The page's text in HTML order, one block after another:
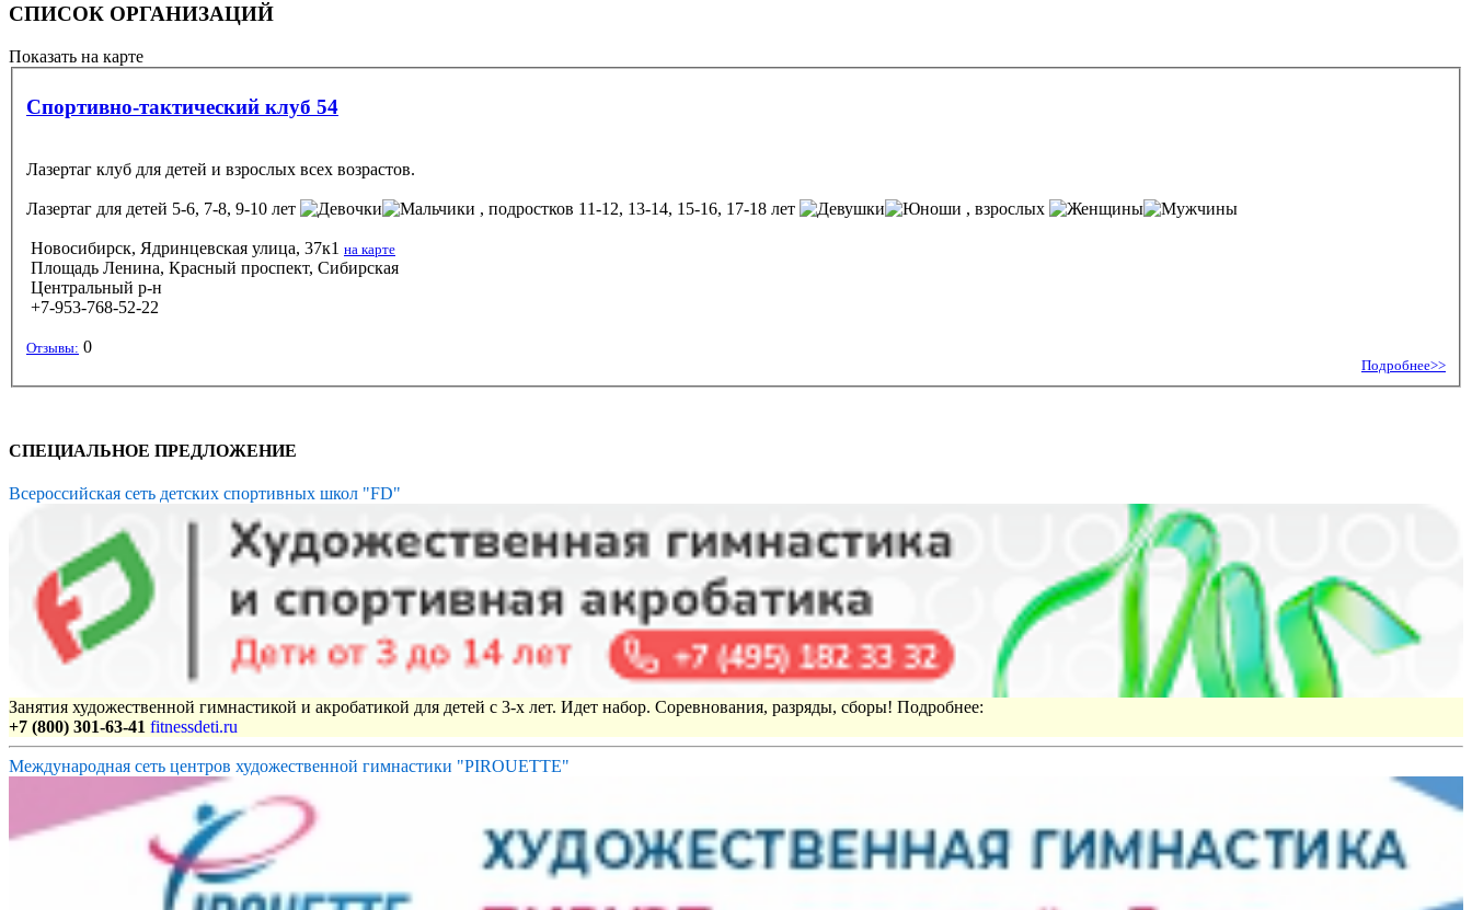
СПИСОК ОРГАНИЗАЦИЙ
Показать на карте
Спортивно-тактический клуб 54
Лазертаг клуб для детей и взрослых всех возрастов.
Лазертаг для детей 5-6, 7-8, 9-10 лет , подростков 11-12, 13-14, 15-16, 17-18 лет , взрослых
Новосибирск, Ядринцевская улица, 37к1 на карте
Площадь Ленина, Красный проспект, Сибирская
Центральный р-н
+7-953-768-52-22
Отзывы: 0
Подробнее>>
СПЕЦИАЛЬНОЕ ПРЕДЛОЖЕНИЕ
Всероссийская сеть детских спортивных школ "FD"
Занятия художественной гимнастикой и акробатикой для детей с 3-х лет. Идет набор. Соревнования, разряды, сборы! Подробнее:
+7 (800) 301-63-41 fitnessdeti.ru
Международная сеть центров художественной гимнастики "PIROUETTE"